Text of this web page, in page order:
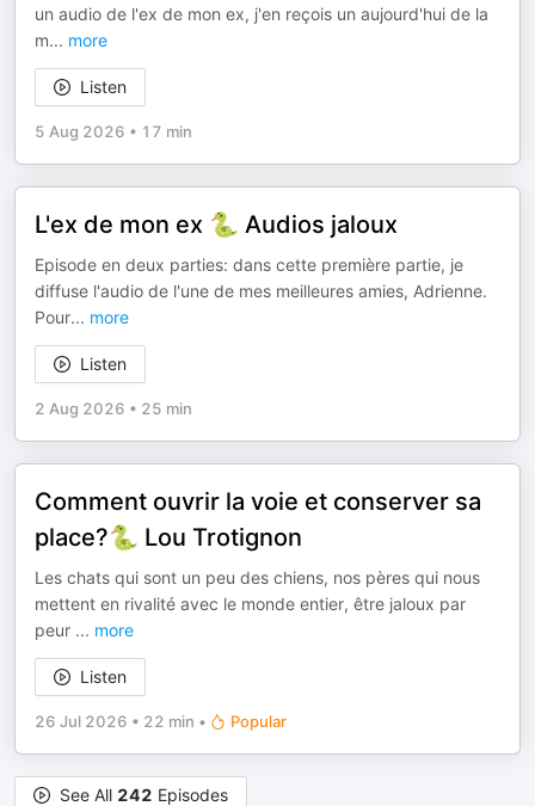
un audio de l'ex de mon ex, j'en reçois un aujourd'hui de la
m... more
Listen
5 Aug 2026 • 17 min
L'ex de mon ex 🐍 Audios jaloux
Episode en deux parties: dans cette première partie, je
diffuse l'audio de l'une de mes meilleures amies, Adrienne.
Pour... more
Listen
2 Aug 2026 • 25 min
Comment ouvrir la voie et conserver sa
place?🐍 Lou Trotignon
Les chats qui sont un peu des chiens, nos pères qui nous
mettent en rivalité avec le monde entier, être jaloux par
peur ... more
Listen
26 Jul 2026 • 22 min • Popular
See All 242 Episodes